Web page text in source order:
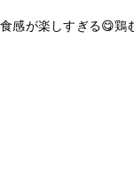
食感が楽しすぎる😋鶏